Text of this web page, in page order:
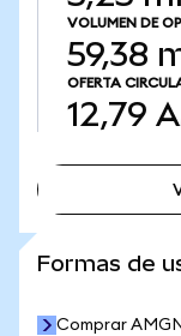
VOLUMEN DE
59,38
OFERTA
12,79
Formas de
Comprar